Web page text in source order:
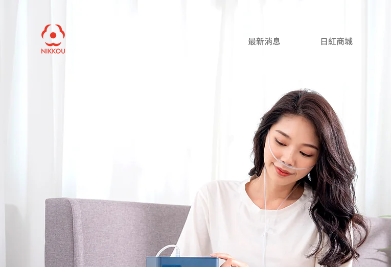
最新消息 日紅商城